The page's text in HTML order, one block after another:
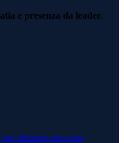
e presenza da leader.
ottenere successo